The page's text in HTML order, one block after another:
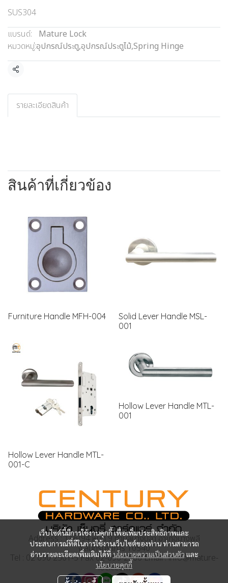
SUS304
แบรนด์:
Mature Lock
หมวดหมู่:อุปกรณ์ประตู,อุปกรณ์ประตูไม้,Spring Hinge
แชร์
รายละเอียดสินค้า
สินค้าที่เกี่ยวข้อง
Furniture Handle MFH-004
Solid Lever Handle MSL-
001
Hollow Lever Handle MTL-
001-C
Hollow Lever Handle MTL-
001
เว็บไซต์นี้มีการใช้งานคุกกี้ เพื่อเพิ่มประสิทธิภาพและ
ประสบการณ์ที่ดีในการใช้งานเว็บไซต์ของท่าน ท่านสามารถ
อ่านรายละเอียดเพิ่มเติมได้ที่นโยบายความเป็นส่วนตัว และ
นโยบายคุกกี้
Address : 116/94 หมู่ที่ 9 ตำบลบางปลา อำเภอบางพลี
จ.สมุทรปราการ 10540
Tel : 02 090 2501-5 Fax 02-090-2506 Email : info@mature-
lock.com